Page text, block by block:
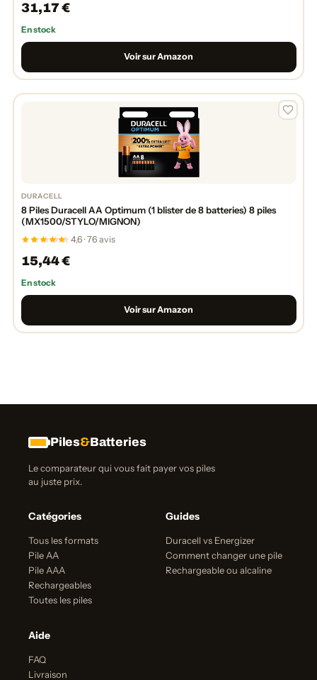
31,17 €
En stock
Voir sur Amazon
DURACELL
8 Piles Duracell AA Optimum (1 blister de 8 batteries) 8 piles
(MX1500/STYLO/MIGNON)
4,6 · 76 avis
15,44 €
En stock
Voir sur Amazon
Piles&Batteries
Le comparateur qui vous fait payer vos piles
au juste prix.
Catégories
Tous les formats
Pile AA
Pile AAA
Rechargeables
Toutes les piles
Guides
Duracell vs Energizer
Comment changer une pile
Rechargeable ou alcaline
Aide
FAQ
Livraison